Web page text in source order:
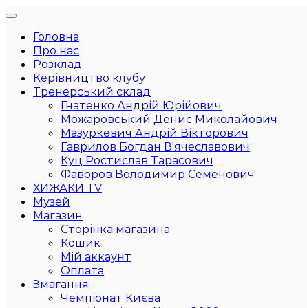
Головна
Про нас
Розклад
Керівництво клубу
Тренерський склад
Гнатенко Андрій Юрійович
Можаровський Денис Миколайович
Мазуркевич Андрій Вікторович
Гаврилов Богдан В'ячеславович
Куц Ростислав Тарасович
Фаворов Володимир Семенович
ХИЖАКИ TV
Музей
Магазин
Сторінка магазина
Кошик
Мій аккаунт
Оплата
Змагання
Чемпіонат Києва